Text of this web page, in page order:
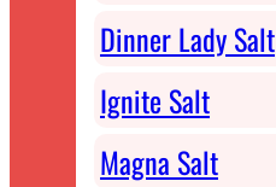
Dinner Lady Salt
Ignite Salt
Magna Salt